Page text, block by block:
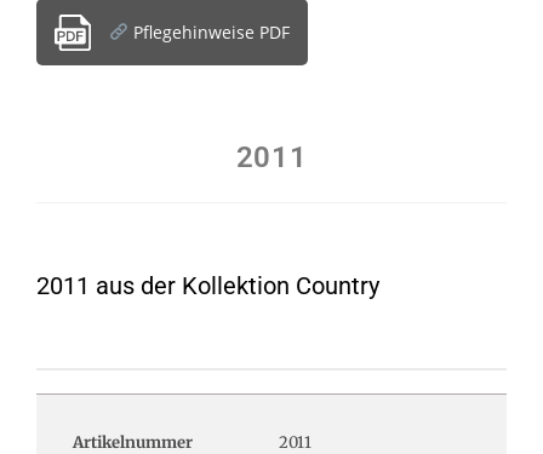
Pflegehinweise PDF
2011
2011 aus der Kollektion Country
Artikelnummer 2011